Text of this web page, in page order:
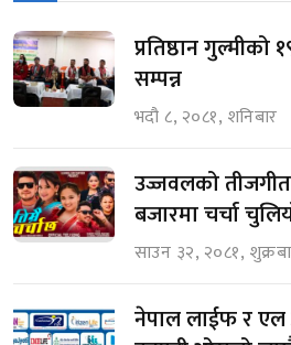
प्रतिष्ठान
सम्पन्न
भदौ ८, २०८१, शनिबार
उज्जवलको तीजगीत
बजारमा चर्चा
साउन ३२, २०८१,
नेपाल लाईफ र एल